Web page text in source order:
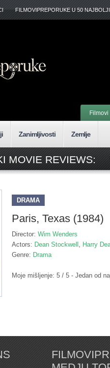
FILMOVIPREPORUKE U 50
Zanimljivosti Zemlje
MOVIE REVIEWS:
DRAMA
Paris, Texas (1984)
Director: Wim Wenders
Actors: Dean Stockwell , Harry
Genre: Drama
Moje mišljenje: 5 / 5 - Jedan od